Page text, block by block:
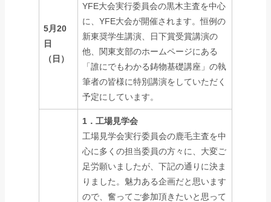
5月20
日
（日）
YFE大会実行委員会の黒木主査を中心
に、YFE大会が開催されます。恒例の
新東奨学生講演、日下賞受賞講演の
他、関東支部のホームページにある
「誰にでもわかる鋳物基礎講座」の執
筆者の皆様に特別講演をしていただく
予定にしています。
1．工場見学会
工場見学会実行委員会の鹿毛主査を中
心に多くの担当委員の方々に、大変ご
足労願いましたが、下記の通りに決ま
りました。魅力ある企画だと思います
ので、奮ってご参加頂きたいと思って